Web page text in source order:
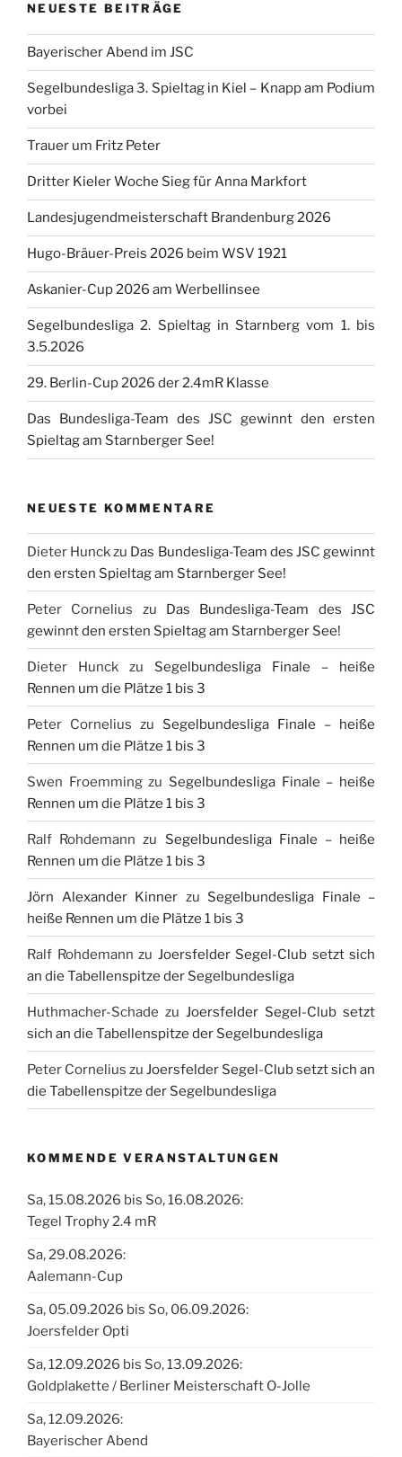
NEUESTE BEITRÄGE
Bayerischer Abend im JSC
Segelbundesliga 3. Spieltag in Kiel – Knapp am Podium
vorbei
Trauer um Fritz Peter
Dritter Kieler Woche Sieg für Anna Markfort
Landesjugendmeisterschaft Brandenburg 2026
Hugo-Bräuer-Preis 2026 beim WSV 1921
Askanier-Cup 2026 am Werbellinsee
Segelbundesliga 2. Spieltag in Starnberg vom 1. bis
3.5.2026
29. Berlin-Cup 2026 der 2.4mR Klasse
Das Bundesliga-Team des JSC gewinnt den ersten
Spieltag am Starnberger See!
NEUESTE KOMMENTARE
Dieter Hunckzu Das Bundesliga-Team des JSC gewinnt
den ersten Spieltag am Starnberger See!
Peter Cornelius zu Das Bundesliga-Team des JSC
gewinnt den ersten Spieltag am Starnberger See!
Dieter Hunck zu Segelbundesliga Finale – heiße
Rennen um die Plätze 1 bis 3
Peter Cornelius zu Segelbundesliga Finale – heiße
Rennen um die Plätze 1 bis 3
Swen Froemmingzu Segelbundesliga Finale – heiße
Rennen um die Plätze 1 bis 3
Ralf Rohdemann zu Segelbundesliga Finale – heiße
Rennen um die Plätze 1 bis 3
Jörn Alexander Kinner zu Segelbundesliga Finale –
heiße Rennen um die Plätze 1 bis 3
Ralf Rohdemann zu Joersfelder Segel-Club setzt sich
an die Tabellenspitze der Segelbundesliga
Huthmacher-Schade zu Joersfelder Segel-Club setzt
sich an die Tabellenspitze der Segelbundesliga
Peter Cornelius zu Joersfelder Segel-Club setzt sich an
die Tabellenspitze der Segelbundesliga
KOMMENDE VERANSTALTUNGEN
Sa, 15.08.2026 bis So, 16.08.2026:
Tegel Trophy 2.4 mR
Sa, 29.08.2026:
Aalemann-Cup
Sa, 05.09.2026 bis So, 06.09.2026:
Joersfelder Opti
Sa, 12.09.2026 bis So, 13.09.2026:
Goldplakette / Berliner Meisterschaft O-Jolle
Sa, 12.09.2026:
Bayerischer Abend